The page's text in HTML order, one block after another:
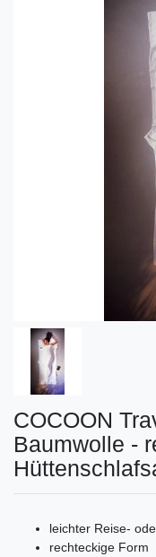
COCOON
Baumwolle -
leichter Reise-
rechteckige Form